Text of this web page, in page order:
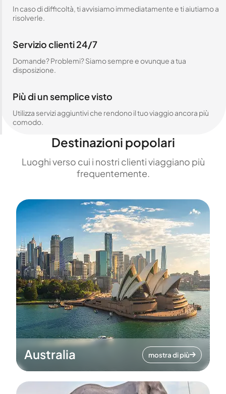
In caso di difficoltà, ti avvisiamo immediatamente e ti aiutiamo a
risolverle.
Servizio clienti 24/7
Domande? Problemi? Siamo sempre e ovunque a tua
disposizione.
Più di un semplice visto
Utilizza servizi aggiuntivi che rendono il tuo viaggio ancora più
comodo.
Destinazioni popolari
Luoghi verso cui i nostri clienti viaggiano più
frequentemente.
Australia mostra di più